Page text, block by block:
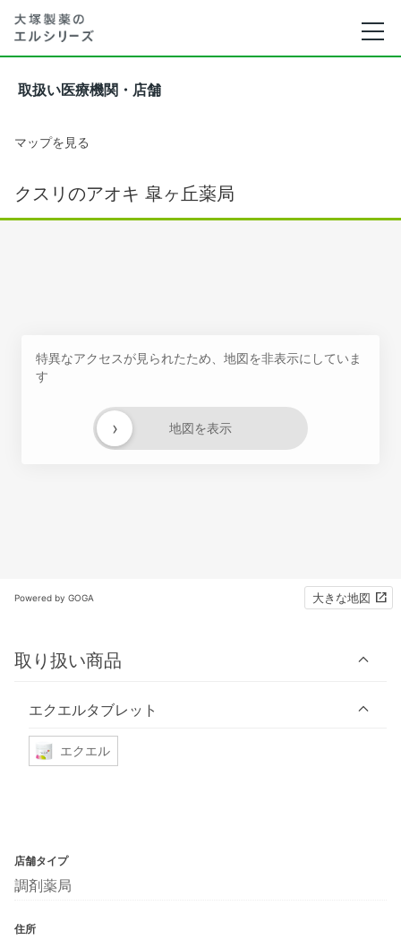
取扱い医療機関・店舗
マップを見る
クスリのアオキ 皐ヶ丘薬局
特異なアクセスが見られたため、地図を非表示にしていま
す
地図を表示
›
Powered by GOGA 大きな地図
取り扱い商品
エクエルタブレット
エクエル
店舗タイプ
調剤薬局
住所